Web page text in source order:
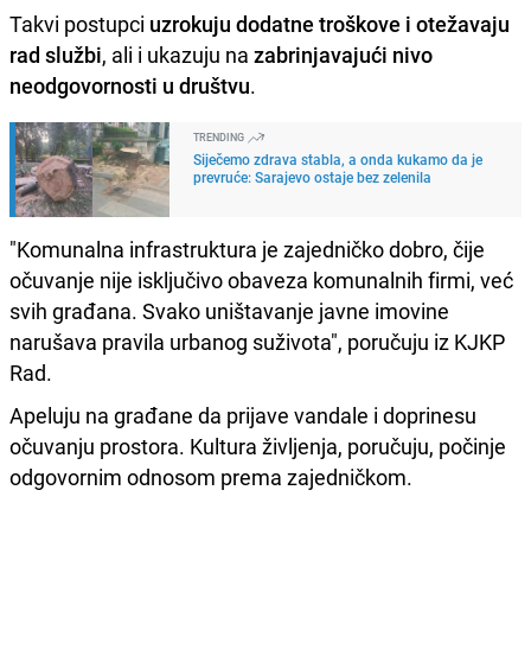
Takvi postupci uzrokuju dodatne troškove i otežavaju
rad službi, ali i ukazuju na zabrinjavajući nivo
neodgovornosti u društvu.
TRENDING
Siječemo zdrava stabla, a onda kukamo da je
prevruće: Sarajevo ostaje bez zelenila
"Komunalna infrastruktura je zajedničko dobro, čije
očuvanje nije isključivo obaveza komunalnih firmi, već
svih građana. Svako uništavanje javne imovine
narušava pravila urbanog suživota", poručuju iz KJKP
Rad.
Apeluju na građane da prijave vandale i doprinesu
očuvanju prostora. Kultura življenja, poručuju, počinje
odgovornim odnosom prema zajedničkom.